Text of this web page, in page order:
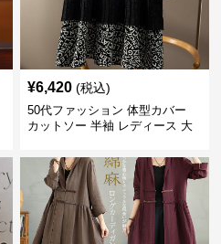
¥6,420 (税込)
50代ファッション 体型カバー
カットソー 半袖 レディース 大